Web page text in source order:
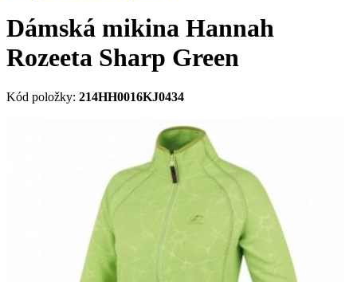
Dámská mikina Hannah
Rozeeta Sharp Green
Kód položky: 214HH0016KJ0434